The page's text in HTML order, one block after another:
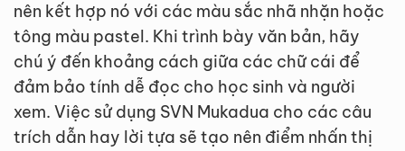
nên kết hợp nó với các màu sắc nhã nhặn hoặc
tông màu pastel. Khi trình bày văn bản, hãy
chú ý đến khoảng cách giữa các chữ cái để
đảm bảo tính dễ đọc cho học sinh và người
xem. Việc sử dụng SVN Mukadua cho các câu
trích dẫn hay lời tựa sẽ tạo nên điểm nhấn thị